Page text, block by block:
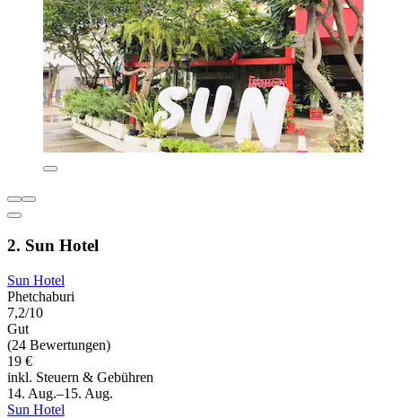
2. Sun Hotel
Sun Hotel
Phetchaburi
7,2/10
Gut
(24 Bewertungen)
19 €
inkl. Steuern & Gebühren
14. Aug.–15. Aug.
Sun Hotel